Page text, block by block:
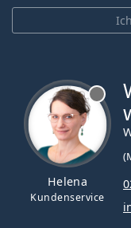
Helena
Kundenservice